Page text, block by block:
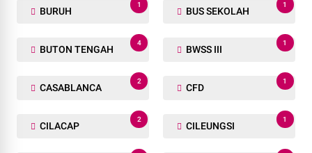
BURUH
1
BUS SEKOLAH
1
BUTON TENGAH
4
BWSS III
1
CASABLANCA
2
CFD
1
CILACAP
2
CILEUNGSI
1